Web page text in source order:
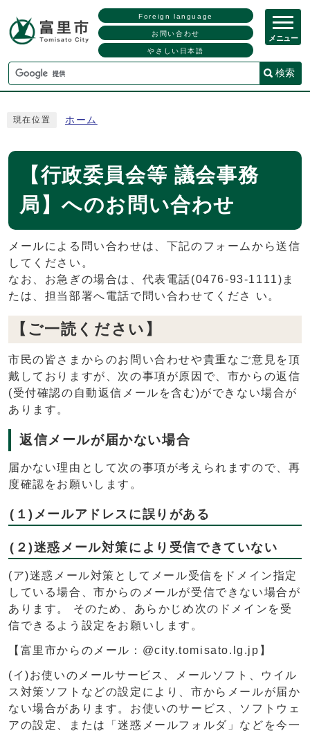
Foreign language
お問い合わせ
やさしい日本語
検索
メニュー
現在位置 ホーム
【行政委員会等 議会事務
局】へのお問い合わせ
メールによる問い合わせは、下記のフォームから送信
してください。
なお、お急ぎの場合は、代表電話(0476-93-1111)ま
たは、担当部署へ電話で問い合わせてくださ い。
【ご一読ください】
市民の皆さまからのお問い合わせや貴重なご意見を頂
戴しておりますが、次の事項が原因で、市からの返信
(受付確認の自動返信メールを含む)ができない場合が
あります。
返信メールが届かない場合
届かない理由として次の事項が考えられますので、再
度確認をお願いします。
(１)メールアドレスに誤りがある
(２)迷惑メール対策により受信できていない
(ア)迷惑メール対策としてメール受信をドメイン指定
している場合、市からのメールが受信できない場合が
あります。 そのため、あらかじめ次のドメインを受
信できるよう設定をお願いします。
【富里市からのメール：@city.tomisato.lg.jp】
(イ)お使いのメールサービス、メールソフト、ウイル
ス対策ソフトなどの設定により、市からメールが届か
ない場合があります。お使いのサービス、ソフトウェ
アの設定、または「迷惑メールフォルダ」などを今一